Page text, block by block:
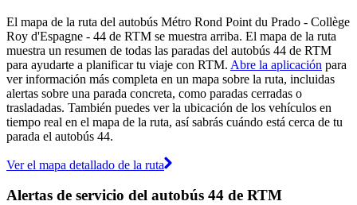
El mapa de la ruta del autobús Métro Rond Point du Prado - Collège
Roy d'Espagne - 44 de RTM se muestra arriba. El mapa de la ruta
muestra un resumen de todas las paradas del autobús 44 de RTM
para ayudarte a planificar tu viaje con RTM. Abre la aplicación para
ver información más completa en un mapa sobre la ruta, incluidas
alertas sobre una parada concreta, como paradas cerradas o
trasladadas. También puedes ver la ubicación de los vehículos en
tiempo real en el mapa de la ruta, así sabrás cuándo está cerca de tu
parada el autobús 44.
Ver el mapa detallado de la ruta
Alertas de servicio del autobús 44 de RTM